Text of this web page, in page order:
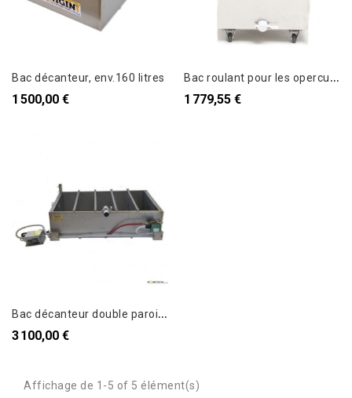
Bac décanteur, env.160 litres
1 500,00 €
B
ac roulant pour les opercules 1,5m KONIGIN
1 779,55 €
B
ac décanteur double parois, chauffé
3 100,00 €
Affichage de 1-5 of 5 élément(s)